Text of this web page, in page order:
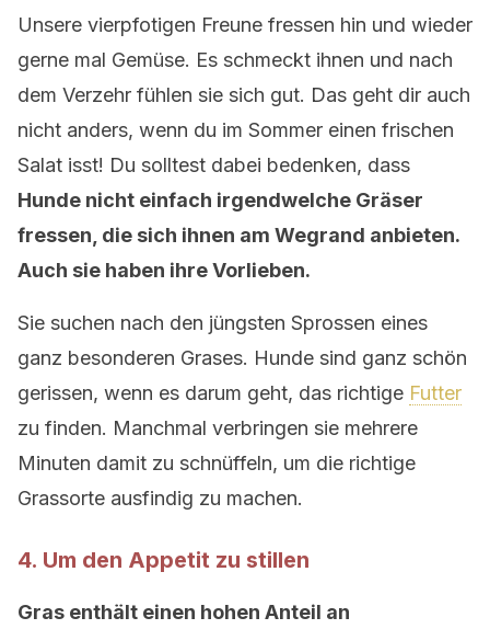
Unsere vierpfotigen Freune fressen hin und wieder
gerne mal Gemüse. Es schmeckt ihnen und nach
dem Verzehr fühlen sie sich gut. Das geht dir auch
nicht anders, wenn du im Sommer einen frischen
Salat isst! Du solltest dabei bedenken, dass
Hunde nicht einfach irgendwelche Gräser
fressen, die sich ihnen am Wegrand anbieten.
Auch sie haben ihre Vorlieben.
Sie suchen nach den jüngsten Sprossen eines
ganz besonderen Grases. Hunde sind ganz schön
gerissen, wenn es darum geht, das richtige Futter
zu finden. Manchmal verbringen sie mehrere
Minuten damit zu schnüffeln, um die richtige
Grassorte ausfindig zu machen.
4. Um den Appetit zu stillen
Gras enthält einen hohen Anteil an